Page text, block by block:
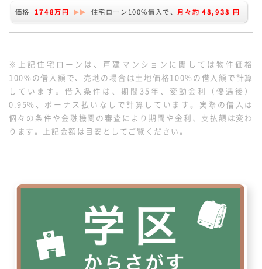
価格 1748万円 住宅ローン100%借入で、月々約 48,938 円
※上記住宅ローンは、戸建マンションに関しては物件価格
100%の借入額で、売地の場合は土地価格100%の借入額で計算
しています。借入条件は、期間35年、変動金利（優遇後）
0.95%、ボーナス払いなしで計算しています。実際の借入は
個々の条件や金融機関の審査により期間や金利、支払額は変わ
ります。上記金額は目安としてご覧ください。